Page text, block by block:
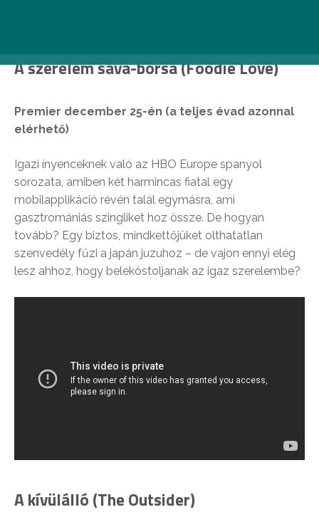
A szerelem sava-borsa (Foodie Love)
Premier december 25-én (a teljes évad azonnal
elérhető)
Igazi ínyenceknek való az HBO Europe spanyol
sorozata, amiben két harmincas fiatal egy
mobilapplikáció révén talál egymásra, ami
gasztromániás szingliket hoz össze. De hogyan
tovább? Egy biztos, mindkettőjüket olthatatlan
szenvedély fűzi a japán juzuhoz – de vajon ennyi elég
lesz ahhoz, hogy belekóstoljanak az igaz szerelembe?
A kívülálló (The Outsider)